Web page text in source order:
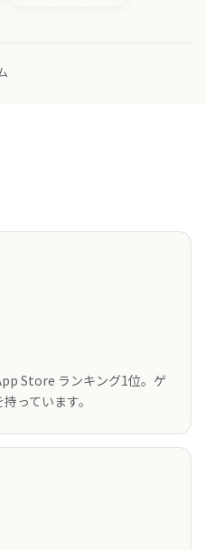
Store ランキング1位。ゲ
っています。